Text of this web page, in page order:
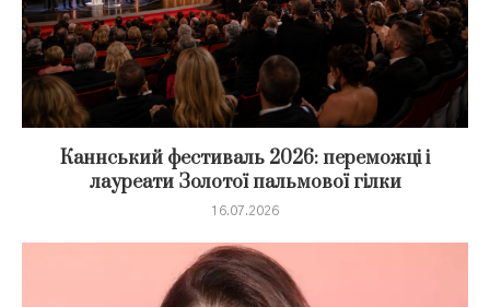
Каннський фестиваль 2026: переможці і
лауреати Золотої пальмової гілки
16.07.2026